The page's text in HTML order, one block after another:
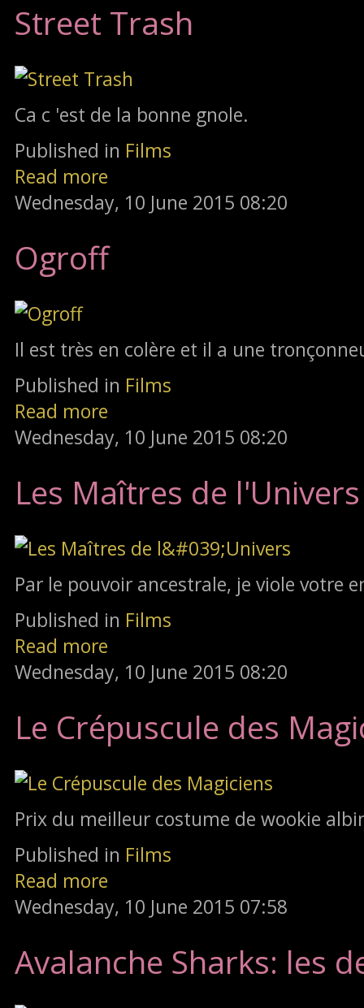
Street Trash
Ca c 'est de la bonne gnole.
Published in Films
Read more
Wednesday, 10 June 2015 08:20
Ogroff
Il est très en colère et il a une
Published in Films
Read more
Wednesday, 10 June 2015 08:20
Les Maîtres de l'Univers
Par le pouvoir ancestrale, je viole votre
Published in Films
Read more
Wednesday, 10 June 2015 08:20
Le Crépuscule des
Prix du meilleur costume de wookie
Published in Films
Read more
Wednesday, 10 June 2015 07:58
Avalanche Sharks: les